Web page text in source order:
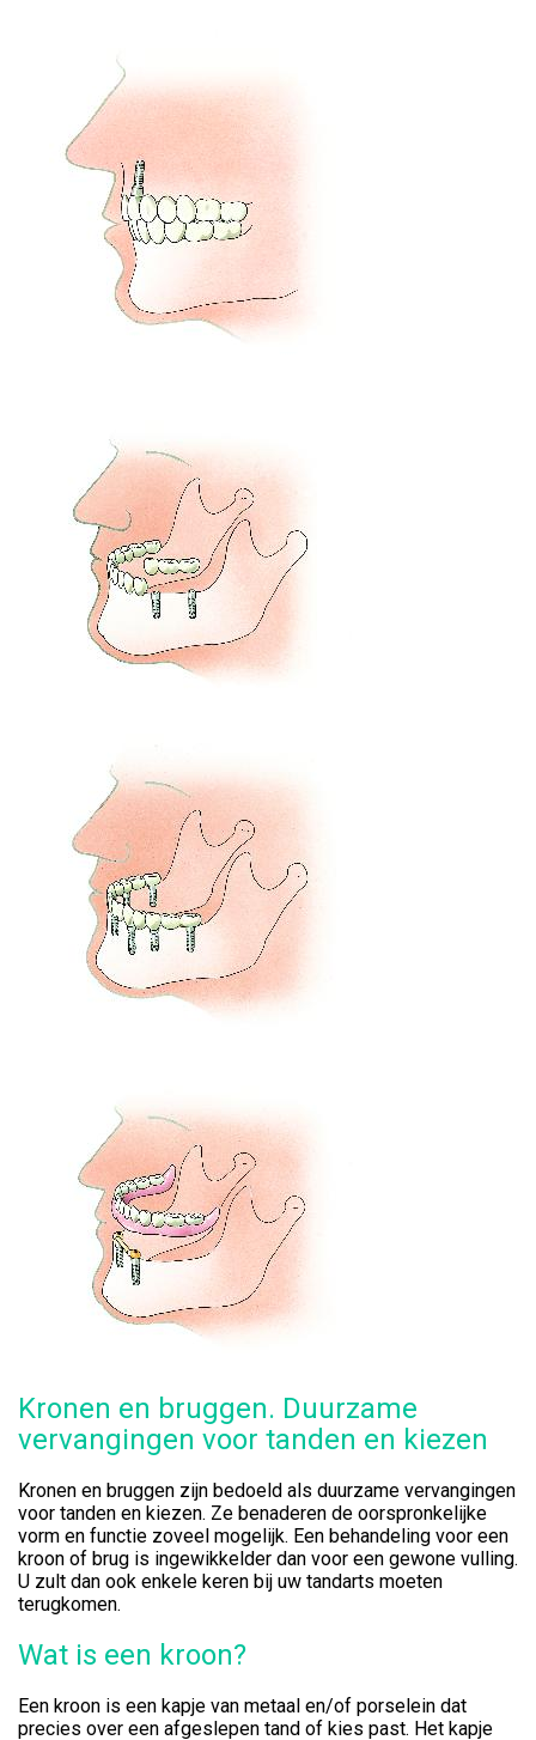
Kronen en bruggen. Duurzame
vervangingen voor tanden en kiezen
Kronen en bruggen zijn bedoeld als duurzame vervangingen
voor tanden en kiezen. Ze benaderen de oorspronkelijke
vorm en functie zoveel mogelijk. Een behandeling voor een
kroon of brug is ingewikkelder dan voor een gewone vulling.
U zult dan ook enkele keren bij uw tandarts moeten
terugkomen.
Wat is een kroon?
Een kroon is een kapje van metaal en/of porselein dat
precies over een afgeslepen tand of kies past. Het kapje